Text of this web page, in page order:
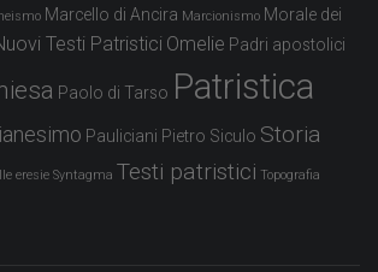
Marcello di Ancira Marcionismo Morale dei
Testi Patristici Omelie Padri apostolici
Paolo di Tarso Patristica
Pauliciani Pietro Siculo Storia
eresie Syntagma Testi patristici Topografia